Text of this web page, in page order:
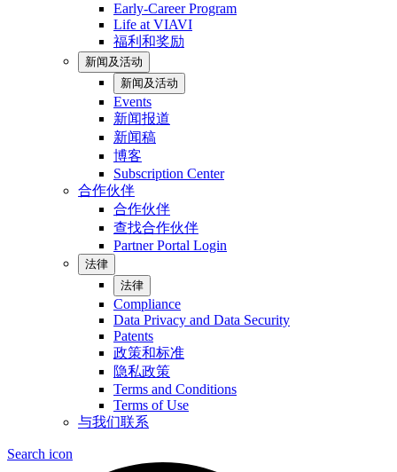
Early-Career Program
Life at VIAVI
福利和奖励
新闻及活动
新闻及活动
Events
新闻报道
新闻稿
博客
Subscription Center
合作伙伴
合作伙伴
查找合作伙伴
Partner Portal Login
法律
法律
Compliance
Data Privacy and Data Security
Patents
政策和标准
隐私政策
Terms and Conditions
Terms of Use
与我们联系
Search icon